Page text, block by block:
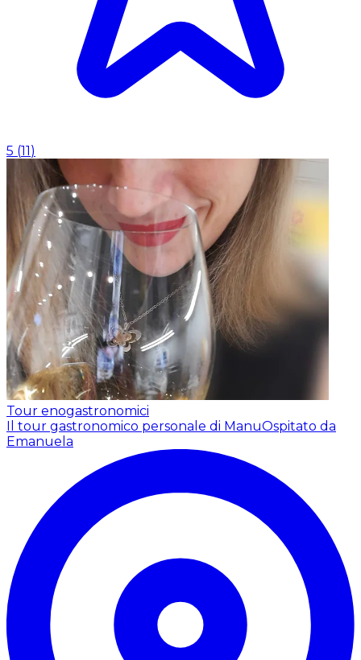
5 (11)
Tour enogastronomici
Il tour gastronomico personale di ManuOspitato da
Emanuela